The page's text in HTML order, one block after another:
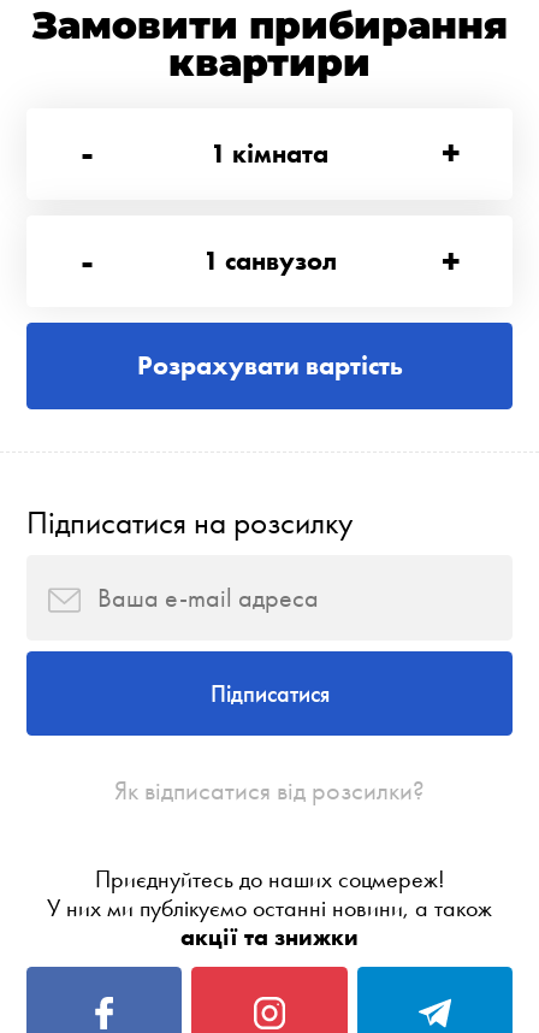
Замовити прибирання
квартири
-
1 кімната +
- 1 санвузол +
Розрахувати вартість
Підписатися на розсилку
Підписатися
Як відписатися від розсилки?
Приєднуйтесь до наших соцмереж!
У них ми публікуємо останні новини, а також
акції та знижки